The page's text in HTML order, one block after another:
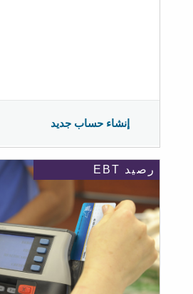
إنشاء حساب جديد
رصيد EBT